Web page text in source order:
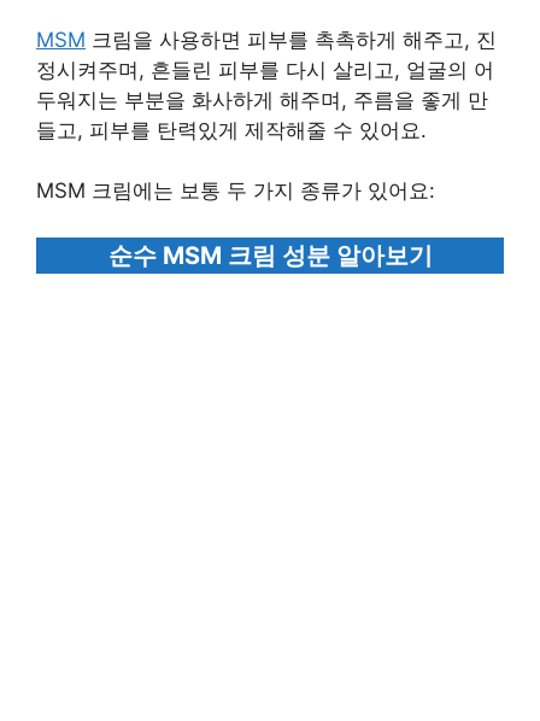
MSM 크림을 사용하면 피부를 촉촉하게 해주고, 진
정시켜주며, 흔들린 피부를 다시 살리고, 얼굴의 어
두워지는 부분을 화사하게 해주며, 주름을 좋게 만
들고, 피부를 탄력있게 제작해줄 수 있어요.
MSM 크림에는 보통 두 가지 종류가 있어요:
순수 MSM 크림 성분 알아보기